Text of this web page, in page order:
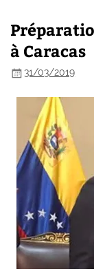
à Caracas
31/03/2019